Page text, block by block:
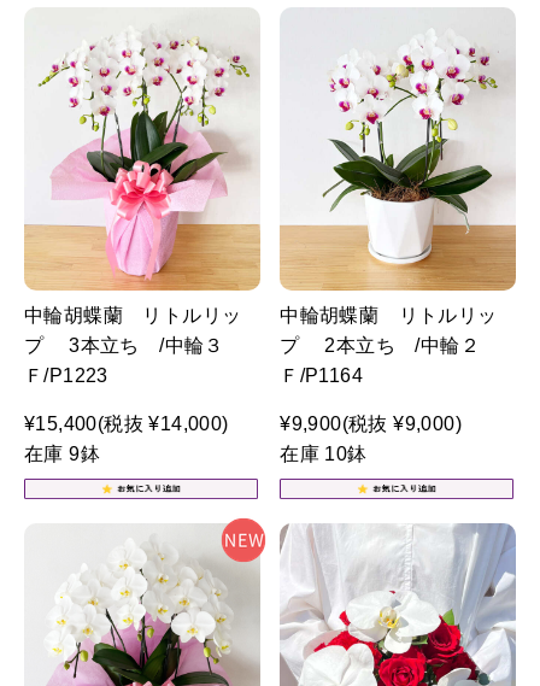
中輪胡蝶蘭 リトルリッ
プ 3本立ち /中輪３
Ｆ/P1223
¥15,400(税抜 ¥14,000)
在庫 9鉢
中輪胡蝶蘭 リトルリッ
プ 2本立ち /中輪２
Ｆ/P1164
¥9,900(税抜 ¥9,000)
在庫 10鉢